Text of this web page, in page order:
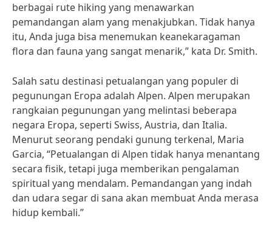
berbagai rute hiking yang menawarkan
pemandangan alam yang menakjubkan. Tidak hanya
itu, Anda juga bisa menemukan keanekaragaman
flora dan fauna yang sangat menarik,” kata Dr. Smith.
Salah satu destinasi petualangan yang populer di
pegunungan Eropa adalah Alpen. Alpen merupakan
rangkaian pegunungan yang melintasi beberapa
negara Eropa, seperti Swiss, Austria, dan Italia.
Menurut seorang pendaki gunung terkenal, Maria
Garcia, “Petualangan di Alpen tidak hanya menantang
secara fisik, tetapi juga memberikan pengalaman
spiritual yang mendalam. Pemandangan yang indah
dan udara segar di sana akan membuat Anda merasa
hidup kembali.”